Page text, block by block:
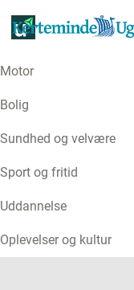
Motor
Bolig
Sundhed og velvære
Sport og fritid
Uddannelse
Oplevelser og kultur